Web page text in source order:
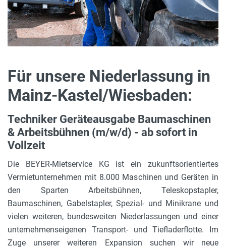
Für unsere Niederlassung in
Mainz-Kastel/Wiesbaden:
Techniker Geräteausgabe Baumaschinen
& Arbeitsbühnen (m/w/d) - ab sofort in
Vollzeit
Die BEYER-Mietservice KG ist ein zukunftsorientiertes
Vermietunternehmen mit 8.000 Maschinen und Geräten in
den Sparten Arbeitsbühnen, Teleskopstapler,
Baumaschinen, Gabelstapler, Spezial- und Minikrane und
vielen weiteren, bundesweiten Niederlassungen und einer
unternehmenseigenen Transport- und Tiefladerflotte. Im
Zuge unserer weiteren Expansion suchen wir neue